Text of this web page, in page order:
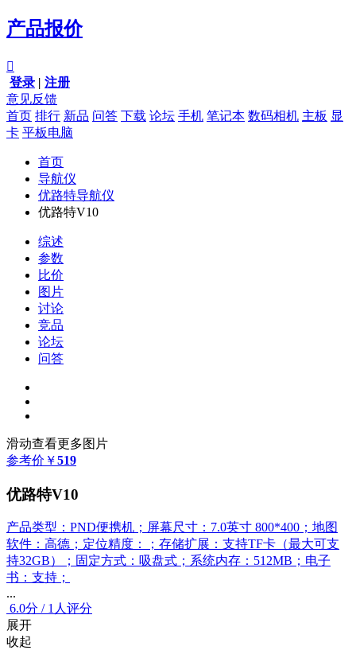
产品报价

登录 | 注册
意见反馈
首页 排行 新品 问答 下载 论坛 手机 笔记本 数码相机 主板 显
卡 平板电脑
首页
导航仪
优路特导航仪
优路特V10
综述
参数
比价
图片
讨论
竞品
论坛
问答
滑动查看更多图片
参考价 ￥519
优路特V10
产品类型：PND便携机；屏幕尺寸：7.0英寸 800*400；地图
软件：高德；定位精度：；存储扩展：支持TF卡（最大可支
持32GB）；固定方式：吸盘式；系统内存：512MB；电子
书：支持；
...
6.0分 / 1人评分
展开
收起